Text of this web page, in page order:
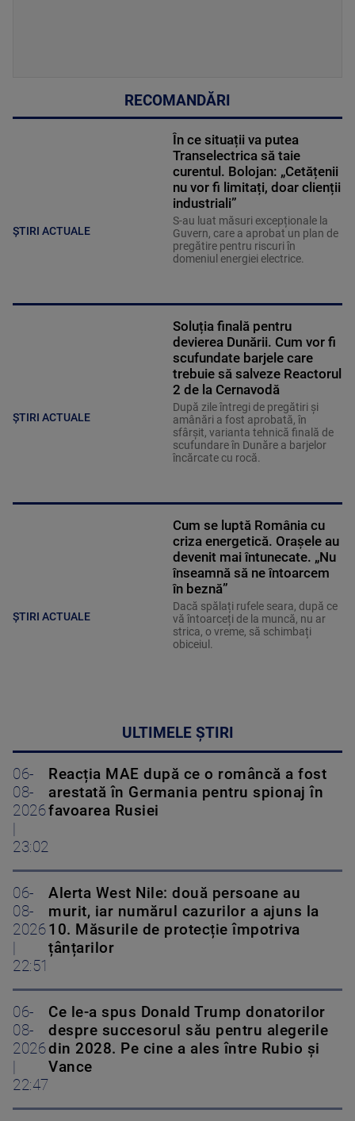
RECOMANDĂRI
ȘTIRI ACTUALE
În ce situații va putea
Transelectrica să taie
curentul. Bolojan: „Cetățenii
nu vor fi limitați, doar clienții
industriali”
S-au luat măsuri excepționale la
Guvern, care a aprobat un plan de
pregătire pentru riscuri în
domeniul energiei electrice.
ȘTIRI ACTUALE
Soluția finală pentru
devierea Dunării. Cum vor fi
scufundate barjele care
trebuie să salveze Reactorul
2 de la Cernavodă
După zile întregi de pregătiri și
amânări a fost aprobată, în
sfârșit, varianta tehnică finală de
scufundare în Dunăre a barjelor
încărcate cu rocă.
ȘTIRI ACTUALE
Cum se luptă România cu
criza energetică. Orașele au
devenit mai întunecate. „Nu
înseamnă să ne întoarcem
în beznă”
Dacă spălați rufele seara, după ce
vă întoarceți de la muncă, nu ar
strica, o vreme, să schimbați
obiceiul.
ULTIMELE ȘTIRI
06-
08-
2026
|
23:02
Reacția MAE după ce o româncă a fost
arestată în Germania pentru spionaj în
favoarea Rusiei
06-
08-
2026
|
22:51
Alerta West Nile: două persoane au
murit, iar numărul cazurilor a ajuns la
10. Măsurile de protecție împotriva
țânțarilor
06-
08-
2026
|
22:47
Ce le-a spus Donald Trump donatorilor
despre succesorul său pentru alegerile
din 2028. Pe cine a ales între Rubio și
Vance